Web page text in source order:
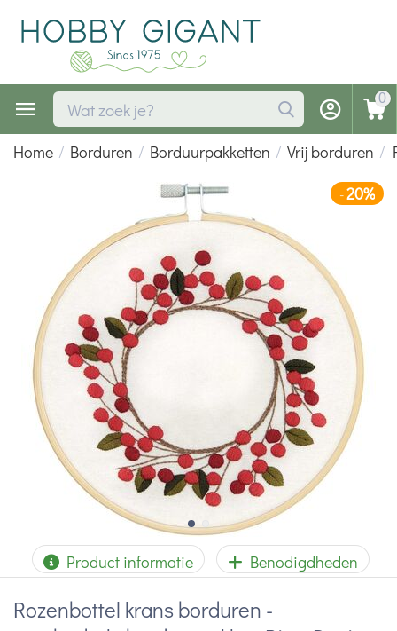
0
Home / Borduren / Borduurpakketten / Vrij borduren /
-20%
Product informatie Benodigdheden
Rozenbottel krans borduren -